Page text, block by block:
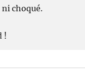
choqué.
!